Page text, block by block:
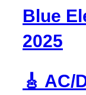
Blue
2025
🎸 AC/